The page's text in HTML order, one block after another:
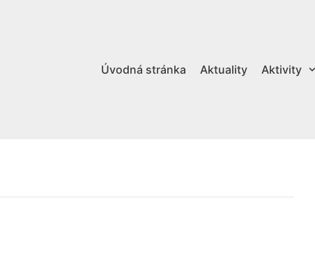
Úvodná stránka Aktuality Aktivity